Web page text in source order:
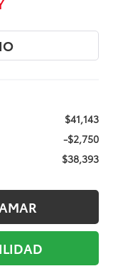
$41,143
-$2,750
$38,393